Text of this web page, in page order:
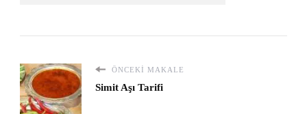
ÖNCEKI MAKALE
Simit Aşı Tarifi